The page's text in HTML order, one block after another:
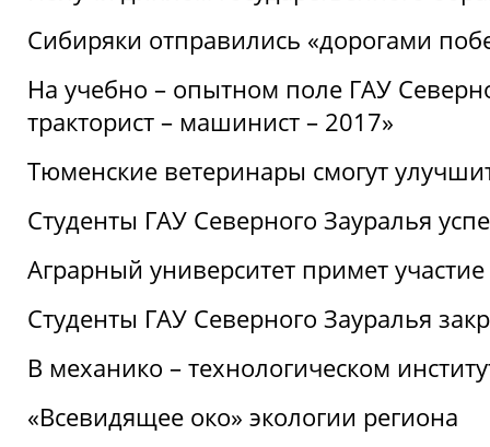
Сибиряки отправились «дорогами
На учебно – опытном поле ГАУ
тракторист – машинист – 2017»
Тюменские ветеринары смогут
Студенты ГАУ Северного Зауралья
Аграрный университет примет
Студенты ГАУ Северного Зауралья
В механико – технологическом
«Всевидящее око» экологии региона